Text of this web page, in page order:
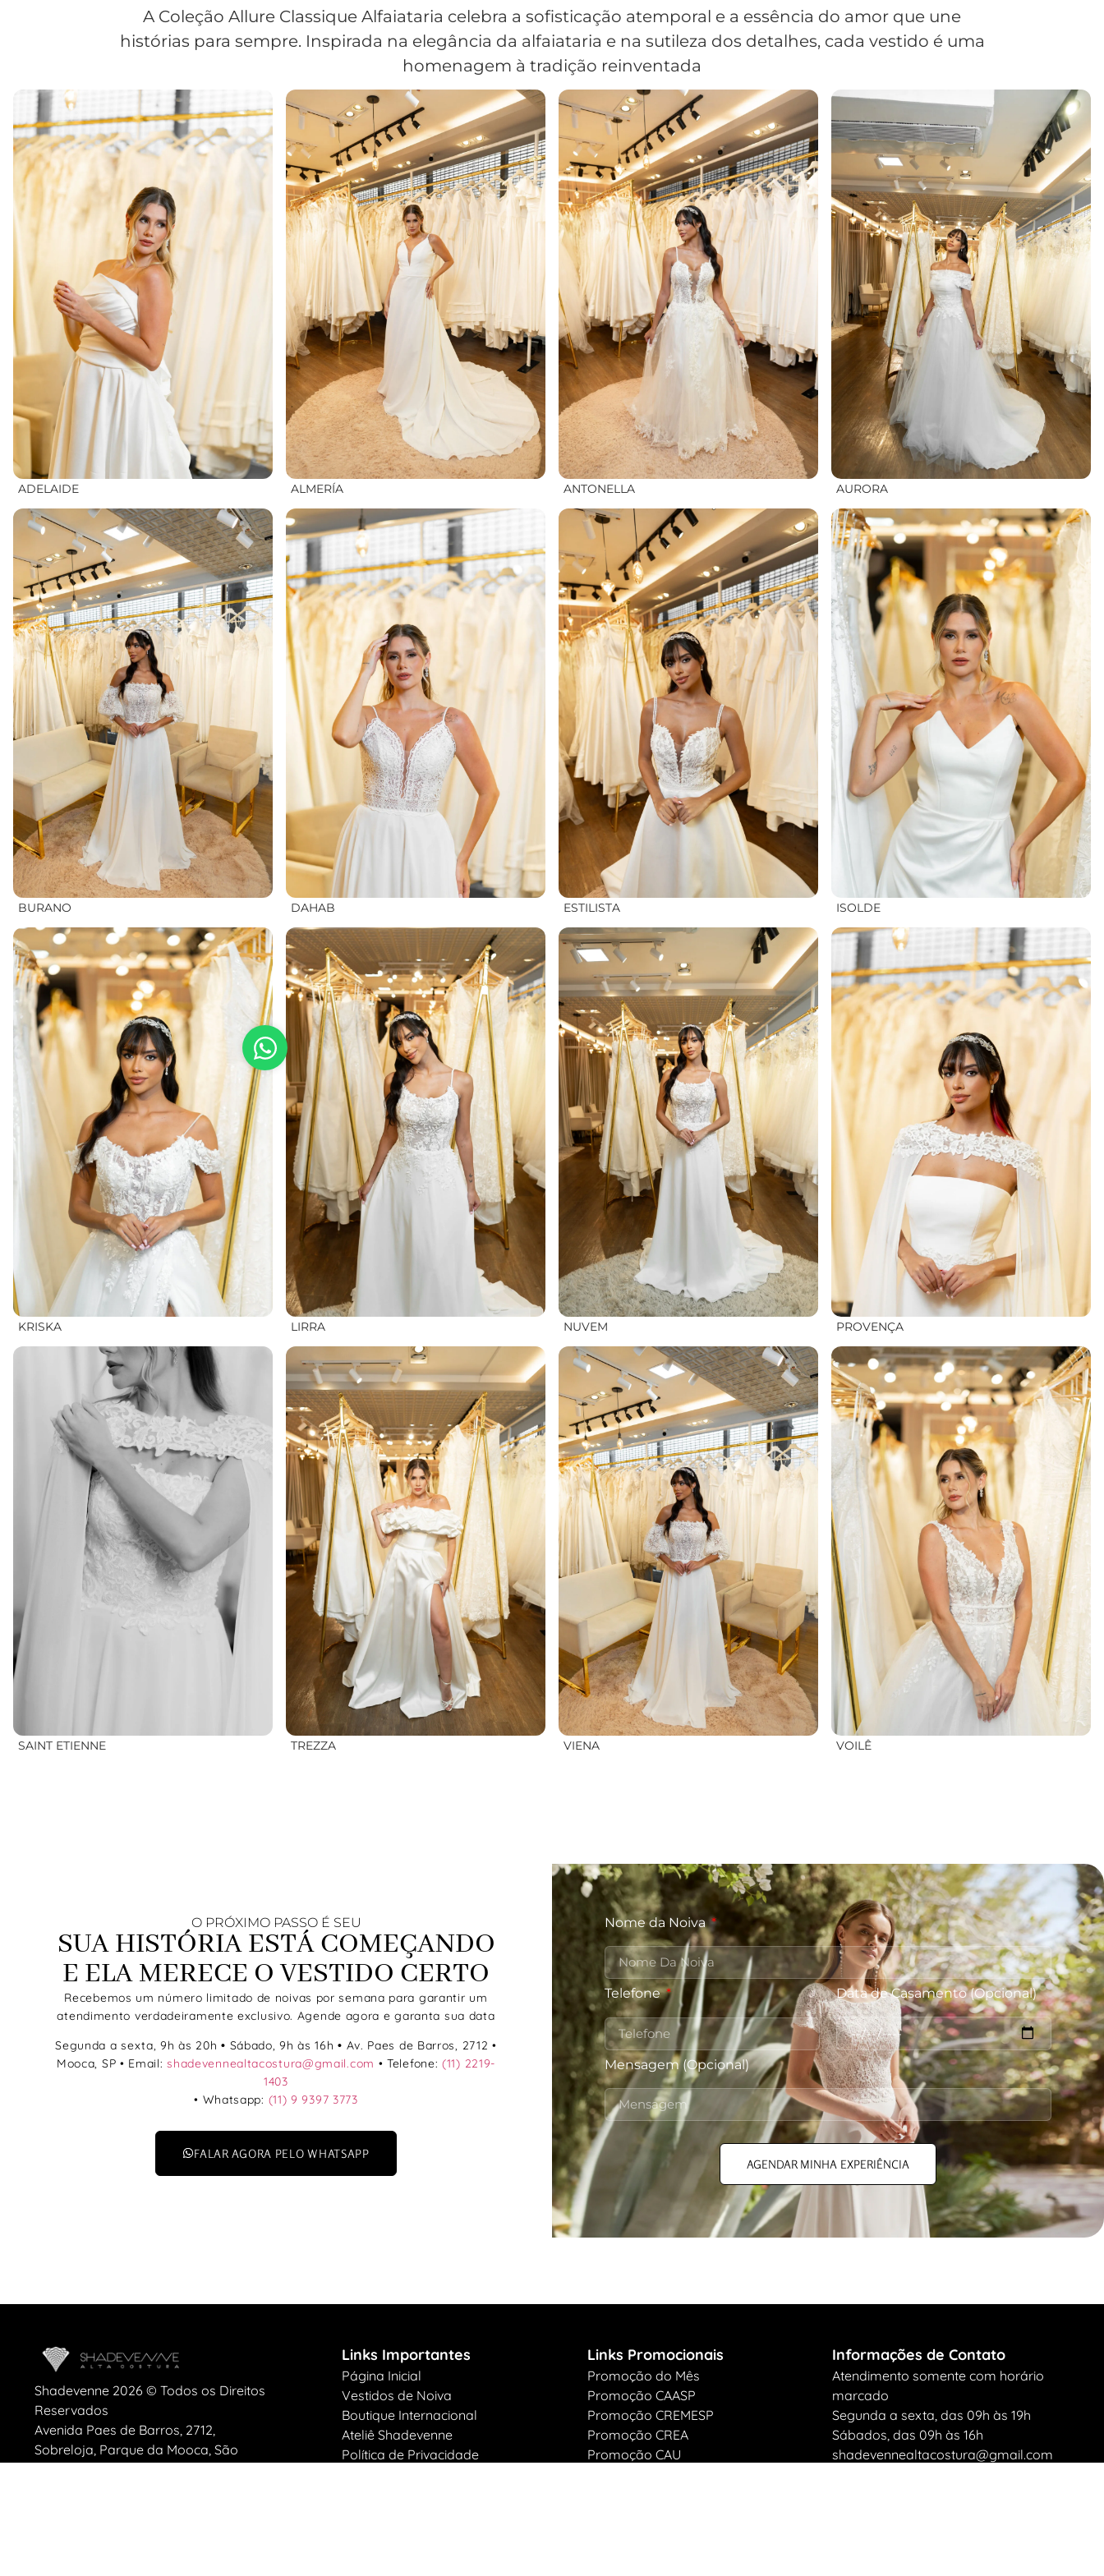
A Coleção Allure Classique Alfaiataria celebra a sofisticação atemporal e a essência do amor que une
histórias para sempre. Inspirada na elegância da alfaiataria e na sutileza dos detalhes, cada vestido é uma
homenagem à tradição reinventada
ADELAIDE ALMERÍA ANTONELLA AURORA
BURANO DAHAB ESTILISTA ISOLDE
KRISKA LIRRA NUVEM PROVENÇA
SAINT ETIENNE TREZZA VIENA VOILÊ
O PRÓXIMO PASSO É SEU
SUA HISTÓRIA ESTÁ COMEÇANDO
E ELA MERECE O VESTIDO CERTO
Recebemos um número limitado de noivas por semana para garantir um
atendimento verdadeiramente exclusivo. Agende agora e garanta sua data
Segunda a sexta, 9h às 20h • Sábado, 9h às 16h• Av. Paes de Barros, 2712 •
Mooca, SP • Email:shadevennealtacostura@gmail.com • Telefone:(11) 2219-
1403
• Whatsapp: (11) 9 9397 3773
FALAR AGORA PELO WHATSAPP
Nome da Noiva
Telefone Data de Casamento (Opcional)
Mensagem (Opcional)
AGENDAR MINHA EXPERIÊNCIA
Shadevenne 2026 © Todos os Direitos
Reservados
Avenida Paes de Barros, 2712,
Sobreloja, Parque da Mooca, São
Links Importantes
Página Inicial
Vestidos de Noiva
Boutique Internacional
Ateliê Shadevenne
Política de Privacidade
Links Promocionais
Promoção do Mês
Promoção CAASP
Promoção CREMESP
Promoção CREA
Promoção CAU
Informações de Contato
Atendimento somente com horário
marcado
Segunda a sexta, das 09h às 19h
Sábados, das 09h às 16h
shadevennealtacostura@gmail.com